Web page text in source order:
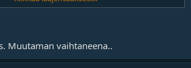
Muutaman vaihtaneena..